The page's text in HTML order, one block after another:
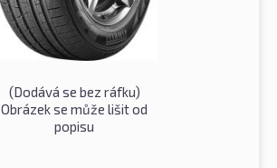
(Dodává se bez ráfku)
Obrázek se může lišit od
popisu